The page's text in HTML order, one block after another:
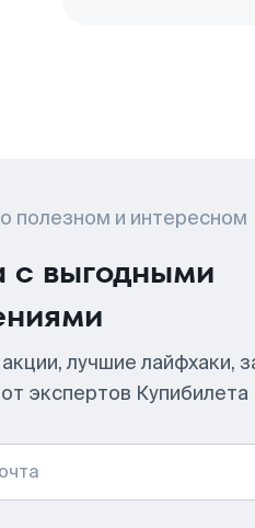
полезном и интересном
с выгодными
лучшие лайфхаки,
экспертов Купибилета